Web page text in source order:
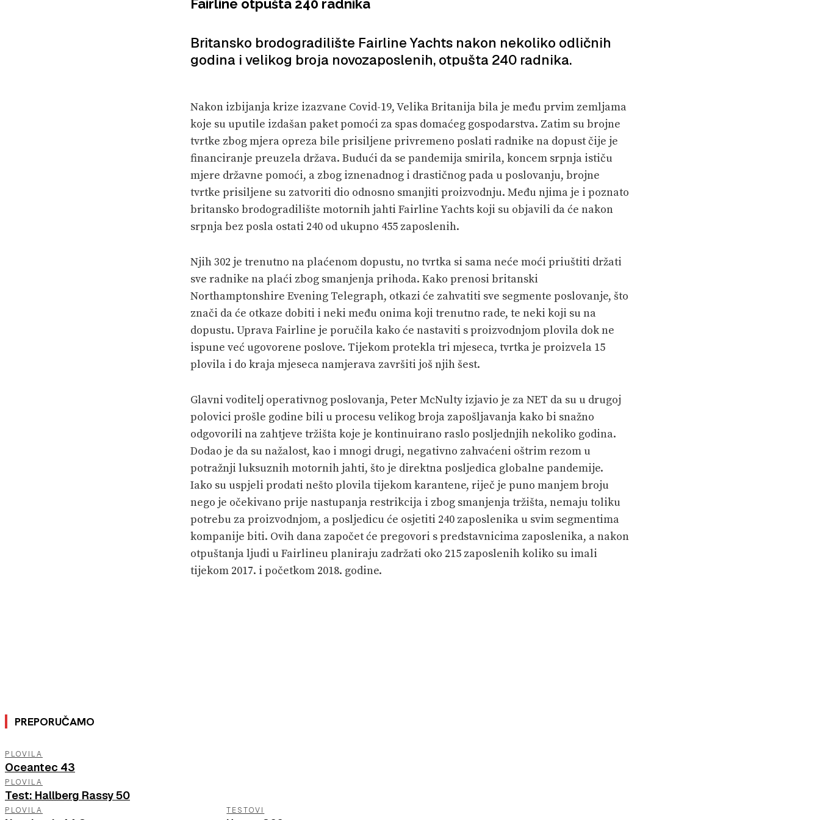
Fairline otpušta 240 radnika
Britansko brodogradilište Fairline Yachts nakon nekoliko odličnih
godina i velikog broja novozaposlenih, otpušta 240 radnika.
Nakon izbijanja krize izazvane Covid-19, Velika Britanija bila je među prvim zemljama
koje su uputile izdašan paket pomoći za spas domaćeg gospodarstva. Zatim su brojne
tvrtke zbog mjera opreza bile prisiljene privremeno poslati radnike na dopust čije je
financiranje preuzela država. Budući da se pandemija smirila, koncem srpnja ističu
mjere državne pomoći, a zbog iznenadnog i drastičnog pada u poslovanju, brojne
tvrtke prisiljene su zatvoriti dio odnosno smanjiti proizvodnju. Među njima je i poznato
britansko brodogradilište motornih jahti Fairline Yachts koji su objavili da će nakon
srpnja bez posla ostati 240 od ukupno 455 zaposlenih.
Njih 302 je trenutno na plaćenom dopustu, no tvrtka si sama neće moći priuštiti držati
sve radnike na plaći zbog smanjenja prihoda. Kako prenosi britanski
Northamptonshire Evening Telegraph, otkazi će zahvatiti sve segmente poslovanje, što
znači da će otkaze dobiti i neki među onima koji trenutno rade, te neki koji su na
dopustu. Uprava Fairline je poručila kako će nastaviti s proizvodnjom plovila dok ne
ispune već ugovorene poslove. Tijekom protekla tri mjeseca, tvrtka je proizvela 15
plovila i do kraja mjeseca namjerava završiti još njih šest.
Glavni voditelj operativnog poslovanja, Peter McNulty izjavio je za NET da su u drugoj
polovici prošle godine bili u procesu velikog broja zapošljavanja kako bi snažno
odgovorili na zahtjeve tržišta koje je kontinuirano raslo posljednjih nekoliko godina.
Dodao je da su nažalost, kao i mnogi drugi, negativno zahvaćeni oštrim rezom u
potražnji luksuznih motornih jahti, što je direktna posljedica globalne pandemije.
Iako su uspjeli prodati nešto plovila tijekom karantene, riječ je puno manjem broju
nego je očekivano prije nastupanja restrikcija i zbog smanjenja tržišta, nemaju toliku
potrebu za proizvodnjom, a posljedicu će osjetiti 240 zaposlenika u svim segmentima
kompanije biti. Ovih dana započet će pregovori s predstavnicima zaposlenika, a nakon
otpuštanja ljudi u Fairlineu planiraju zadržati oko 215 zaposlenih koliko su imali
tijekom 2017. i početkom 2018. godine.
PREPORUČAMO
PLOVILA
Oceantec 43
PLOVILA
Test: Hallberg Rassy 50
PLOVILA TESTOVI